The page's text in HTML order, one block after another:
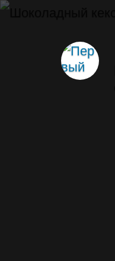
Перейти
содержимому